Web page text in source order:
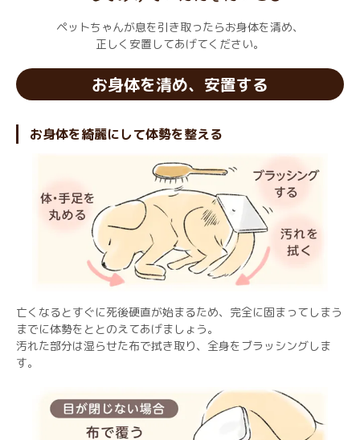
ペットちゃんが息を引き取ったらお身体を清め、
正しく安置してあげてください。
お身体を清め、安置する
お身体を綺麗にして体勢を整える
亡くなるとすぐに死後硬直が始まるため、完全に固まってしまう
までに体勢をととのえてあげましょう。
汚れた部分は湿らせた布で拭き取り、全身をブラッシングしま
す。